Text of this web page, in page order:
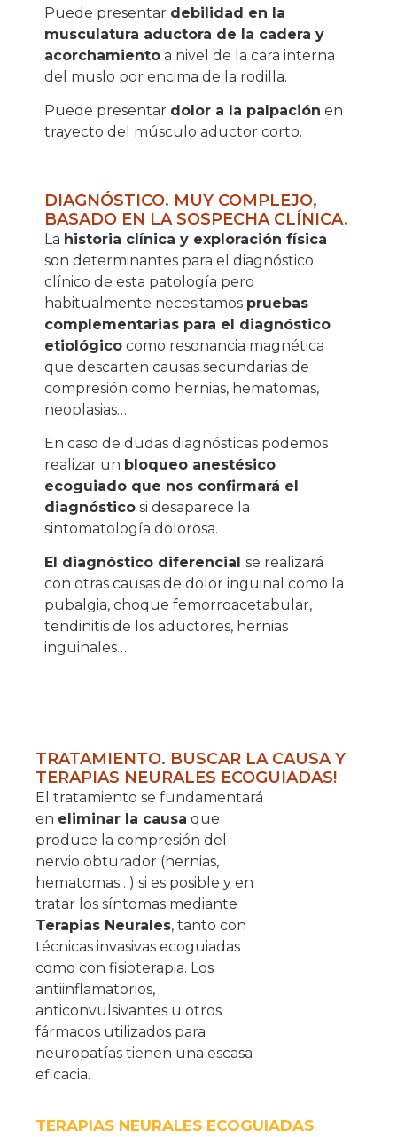
Puede presentar debilidad en la
musculatura aductora de la cadera y
acorchamiento a nivel de la cara interna
del muslo por encima de la rodilla.
Puede presentar dolor a la palpación en
trayecto del músculo aductor corto.
DIAGNÓSTICO. MUY COMPLEJO,
BASADO EN LA SOSPECHA CLÍNICA.
La historia clínica y exploración física
son determinantes para el diagnóstico
clínico de esta patología pero
habitualmente necesitamos pruebas
complementarias para el diagnóstico
etiológico como resonancia magnética
que descarten causas secundarias de
compresión como hernias, hematomas,
neoplasias…
En caso de dudas diagnósticas podemos
realizar un bloqueo anestésico
ecoguiado que nos confirmará el
diagnóstico si desaparece la
sintomatología dolorosa.
El diagnóstico diferencial se realizará
con otras causas de dolor inguinal como la
pubalgia, choque femorroacetabular,
tendinitis de los aductores, hernias
inguinales…
TRATAMIENTO. BUSCAR LA CAUSA Y
TERAPIAS NEURALES ECOGUIADAS!
El tratamiento se fundamentará
en eliminar la causa que
produce la compresión del
nervio obturador (hernias,
hematomas…) si es posible y en
tratar los síntomas mediante
Terapias Neurales, tanto con
técnicas invasivas ecoguiadas
como con fisioterapia. Los
antiinflamatorios,
anticonvulsivantes u otros
fármacos utilizados para
neuropatías tienen una escasa
eficacia.
TERAPIAS NEURALES ECOGUIADAS